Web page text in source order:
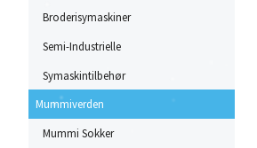
Broderisymaskiner
Semi-Industrielle
Symaskintilbehør
Mummiverden
Mummi Sokker